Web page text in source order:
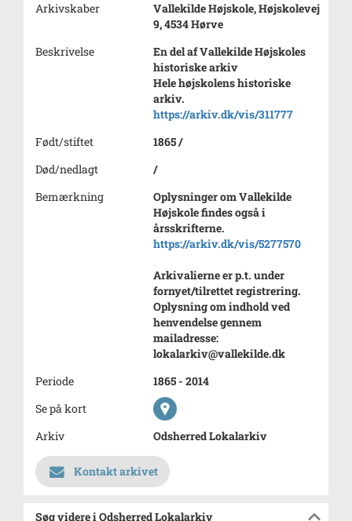
Arkivskaber
Vallekilde Højskole, Højskolevej
9, 4534 Hørve
Beskrivelse
En del af Vallekilde Højskoles
historiske arkiv
Hele højskolens historiske
arkiv.
https://arkiv.dk/vis/311777
Født/stiftet
1865 /
Død/nedlagt
/
Bemærkning
Oplysninger om Vallekilde
Højskole findes også i
årsskrifterne.
https://arkiv.dk/vis/5277570
Arkivalierne er p.t. under
fornyet/tilrettet registrering.
Oplysning om indhold ved
henvendelse gennem
mailadresse:
lokalarkiv@vallekilde.dk
Periode
1865 - 2014
Se på kort
Arkiv
Odsherred Lokalarkiv
Kontakt arkivet
Søg videre i Odsherred Lokalarkiv